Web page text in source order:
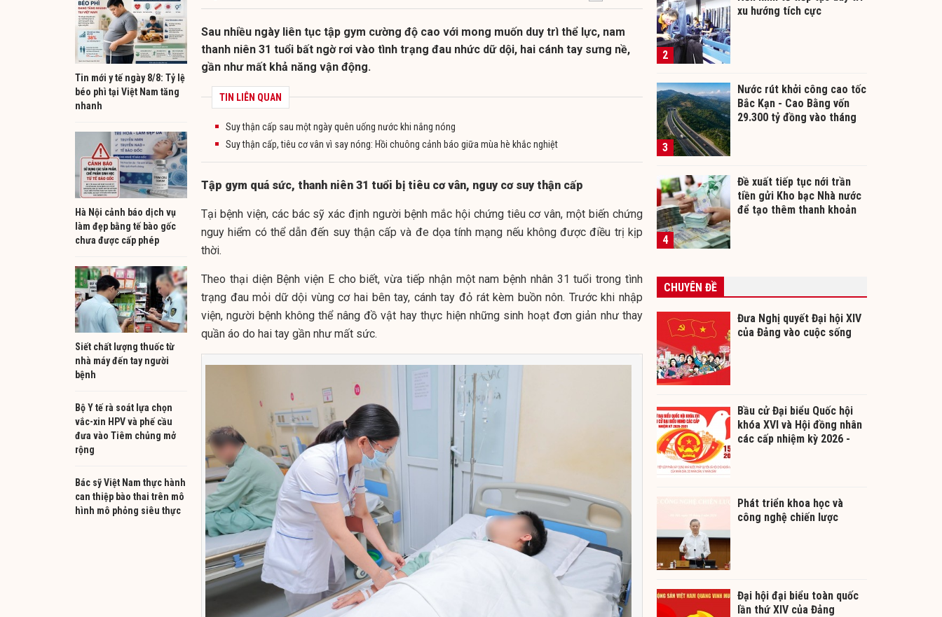
Tin mới y tế ngày 8/8: Tỷ lệ
béo phì tại Việt Nam tăng
nhanh
Hà Nội cảnh báo dịch vụ
làm đẹp bằng tế bào gốc
chưa được cấp phép
Siết chất lượng thuốc từ
nhà máy đến tay người
bệnh
Bộ Y tế rà soát lựa chọn
vắc-xin HPV và phế cầu
đưa vào Tiêm chủng mở
rộng
Bác sỹ Việt Nam thực hành
can thiệp bào thai trên mô
hình mô phỏng siêu thực
Sau nhiều ngày liên tục tập gym cường độ cao với mong muốn duy trì thể lực, nam
thanh niên 31 tuổi bất ngờ rơi vào tình trạng đau nhức dữ dội, hai cánh tay sưng nề,
gần như mất khả năng vận động.
TIN LIÊN QUAN
Suy thận cấp sau một ngày quên uống nước khi nắng nóng
Suy thận cấp, tiêu cơ vân vì say nóng: Hồi chuông cảnh báo giữa mùa hè khắc nghiệt
Tập gym quá sức, thanh niên 31 tuổi bị tiêu cơ vân, nguy cơ suy thận cấp
Tại bệnh viện, các bác sỹ xác định người bệnh mắc hội chứng tiêu cơ vân, một biến chứng
nguy hiểm có thể dẫn đến suy thận cấp và đe dọa tính mạng nếu không được điều trị kịp
thời.
Theo thại diện Bệnh viện E cho biết, vừa tiếp nhận một nam bệnh nhân 31 tuổi trong tình
trạng đau mỏi dữ dội vùng cơ hai bên tay, cánh tay đỏ rát kèm buồn nôn. Trước khi nhập
viện, người bệnh không thể nâng đồ vật hay thực hiện những sinh hoạt đơn giản như thay
quần áo do hai tay gần như mất sức.
2
xu hướng tích cực
3
Nước rút khởi công cao tốc
Bắc Kạn - Cao Bằng vốn
29.300 tỷ đồng vào tháng
4
Đề xuất tiếp tục nới trần
tiền gửi Kho bạc Nhà nước
để tạo thêm thanh khoản
CHUYÊN ĐỀ
Đưa Nghị quyết Đại hội XIV
của Đảng vào cuộc sống
Bầu cử Đại biểu Quốc hội
khóa XVI và Hội đồng nhân
các cấp nhiệm kỳ 2026 -
Phát triển khoa học và
công nghệ chiến lược
Đại hội đại biểu toàn quốc
lần thứ XIV của Đảng